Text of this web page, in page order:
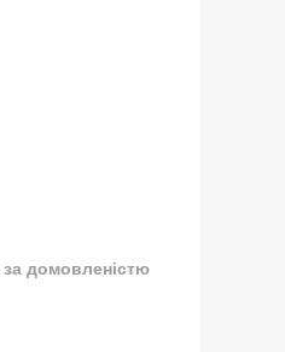
за домовленістю